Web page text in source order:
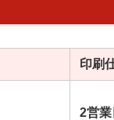
印刷
2営